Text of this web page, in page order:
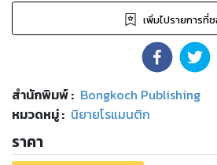
เพิ่มไปรายการที่
สำนักพิมพ์: Bongkoch Publishing
หมวดหมู่: นิยายโรแมนติก
ราคา